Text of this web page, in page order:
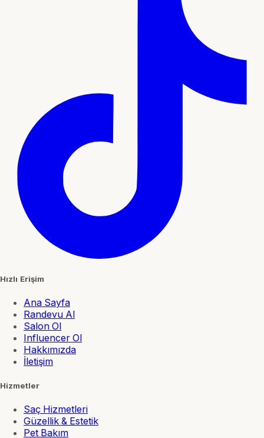
Hızlı Erişim
Ana Sayfa
Randevu Al
Salon Ol
Influencer Ol
Hakkımızda
İletişim
Hizmetler
Saç Hizmetleri
Güzellik & Estetik
Pet Bakım